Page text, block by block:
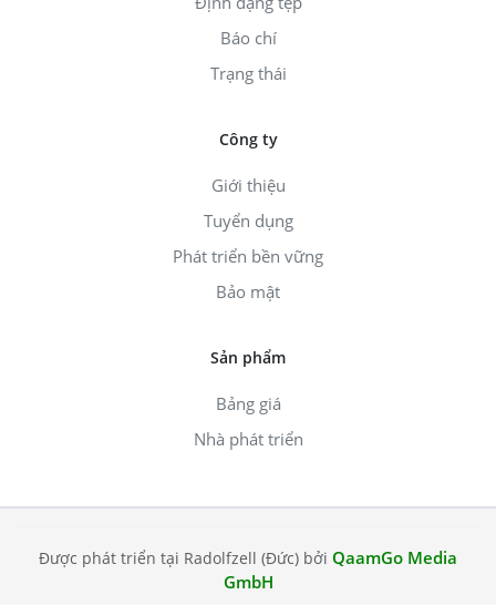
Báo chí
Trạng thái
Công ty
Giới thiệu
Tuyển dụng
Phát triển bền vững
Bảo mật
Sản phẩm
Bảng giá
Nhà phát triển
Được phát triển tại Radolfzell (Đức) bởi QaamGo Media
GmbH